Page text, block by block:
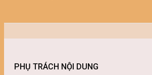
PHỤ TRÁCH NỘI DUNG